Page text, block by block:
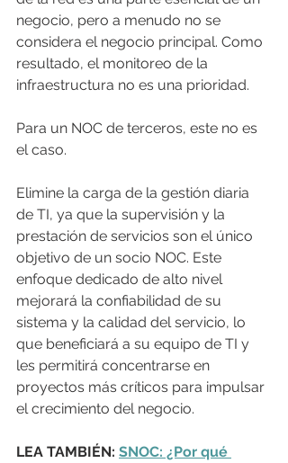
negocio, pero a menudo no se
considera el negocio principal. Como
resultado, el monitoreo de la
infraestructura no es una prioridad.
Para un NOC de terceros, este no es
el caso.
Elimine la carga de la gestión diaria
de TI, ya que la supervisión y la
prestación de servicios son el único
objetivo de un socio NOC. Este
enfoque dedicado de alto nivel
mejorará la confiabilidad de su
sistema y la calidad del servicio, lo
que beneficiará a su equipo de TI y
les permitirá concentrarse en
proyectos más críticos para impulsar
el crecimiento del negocio.
LEA TAMBIÉN: SNOC: ¿Por qué